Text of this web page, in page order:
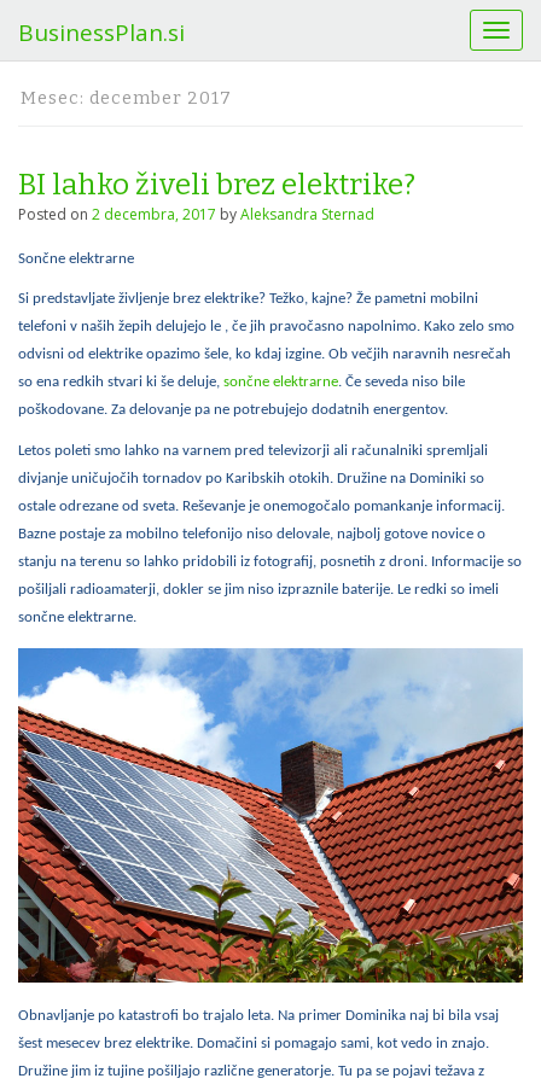
T
o
t
i
BusinessPlan.si
Mesec: december 2017
BI lahko živeli brez elektrike?
Posted on 2 decembra, 2017 byAleksandra Sternad
Sončne elektrarne
Si predstavljate življenje brez elektrike? Težko, kajne? Že pametni mobilni
telefoni v naših žepih delujejo le , če jih pravočasno napolnimo. Kako zelo smo
odvisni od elektrike opazimo šele, ko kdaj izgine. Ob večjih naravnih nesrečah
so ena redkih stvari ki še deluje, sončne elektrarne. Če seveda niso bile
poškodovane. Za delovanje pa ne potrebujejo dodatnih energentov.
Letos poleti smo lahko na varnem pred televizorji ali računalniki spremljali
divjanje uničujočih tornadov po Karibskih otokih. Družine na Dominiki so
ostale odrezane od sveta. Reševanje je onemogočalo pomankanje informacij.
Bazne postaje za mobilno telefonijo niso delovale, najbolj gotove novice o
stanju na terenu so lahko pridobili iz fotografij, posnetih z droni. Informacije so
pošiljali radioamaterji, dokler se jim niso izpraznile baterije. Le redki so imeli
sončne elektrarne.
Obnavljanje po katastrofi bo trajalo leta. Na primer Dominika naj bi bila vsaj
šest mesecev brez elektrike. Domačini si pomagajo sami, kot vedo in znajo.
Družine jim iz tujine pošiljajo različne generatorje. Tu pa se pojavi težava z